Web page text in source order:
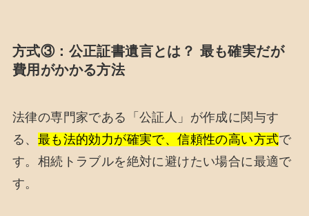
方式③：公正証書遺言とは？ 最も確実だが
費用がかかる方法
法律の専門家である「公証人」が作成に関与す
る、 最も法的効力が確実で、信頼性の高い方式で
す。相続トラブルを絶対に避けたい場合に最適で
す。